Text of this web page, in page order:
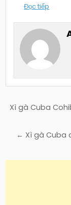
Đọc tiếp
Điều
bài
Xì gà Cuba
← Xì gà Cuba